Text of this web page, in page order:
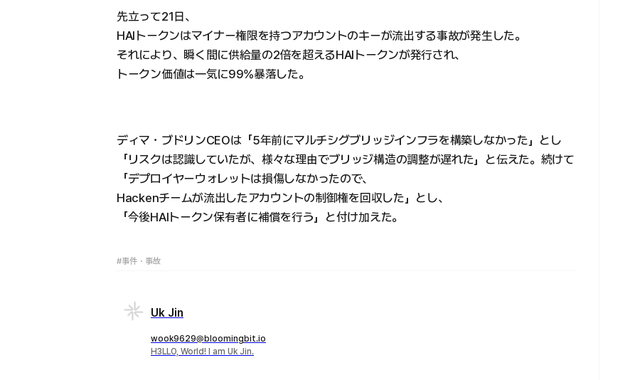
先立って21日、
HAIトークンはマイナー権限を持つアカウントのキーが流出する事故が発生した。
それにより、瞬く間に供給量の2倍を超えるHAIトークンが発行され、
トークン価値は一気に99%暴落した。
ディマ・ブドリンCEOは「5年前にマルチシグブリッジインフラを構築しなかった」とし
「リスクは認識していたが、様々な理由でブリッジ構造の調整が遅れた」と伝えた。続けて
「デプロイヤーウォレットは損傷しなかったので、
Hackenチームが流出したアカウントの制御権を回収した」とし、
「今後HAIトークン保有者に補償を行う」と付け加えた。
#事件・事故
Uk Jin
wook9629@bloomingbit.io
H3LLO, World! I am Uk Jin.